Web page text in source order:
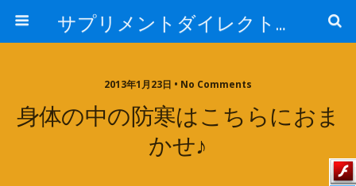
サプリメントダイレクトブログ
2013年1月23日 • No Comments
身体の中の防寒はこちらにおま
かせ♪